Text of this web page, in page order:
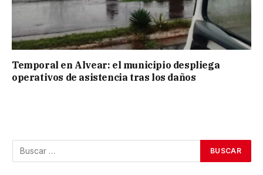
Temporal en Alvear: el municipio despliega
operativos de asistencia tras los daños